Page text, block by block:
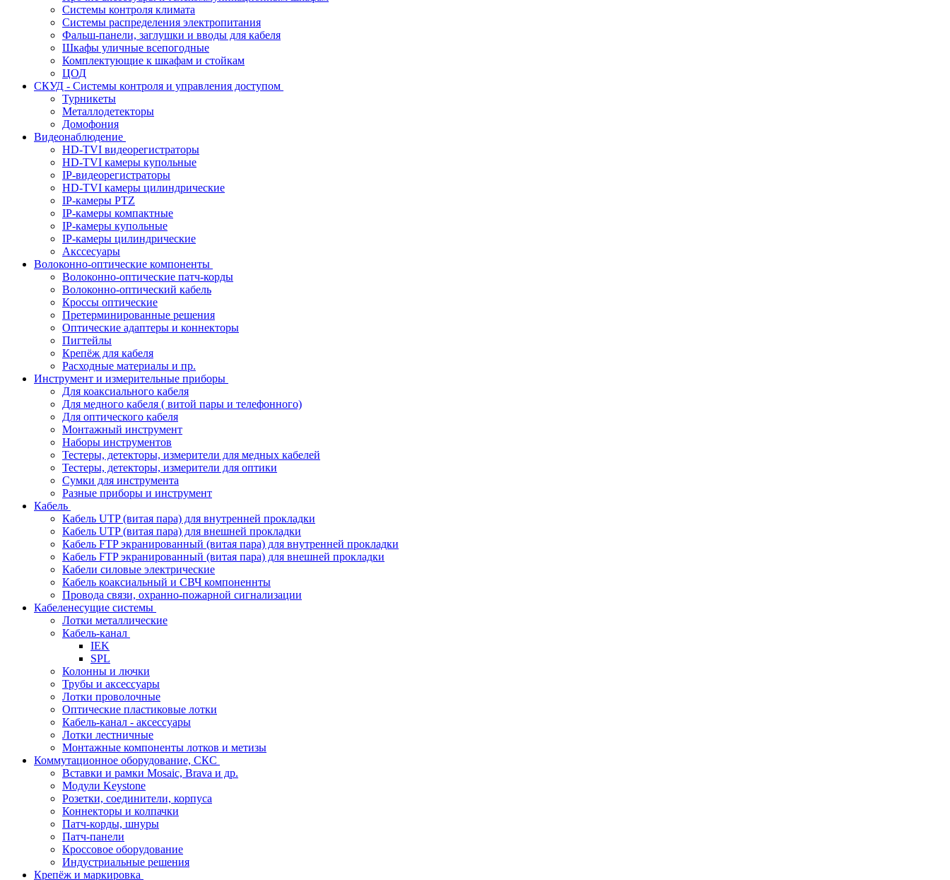
Системы контроля климата
Системы распределения электропитания
Фальш-панели, заглушки и вводы для кабеля
Шкафы уличные всепогодные
Комплектующие к шкафам и стойкам
ЦОД
СКУД - Системы контроля и управления доступом
Турникеты
Металлодетекторы
Домофония
Видеонаблюдение
HD-TVI видеорегистраторы
HD-TVI камеры купольные
IP-видеорегистраторы
HD-TVI камеры цилиндрические
IP-камеры PTZ
IP-камеры компактные
IP-камеры купольные
IP-камеры цилиндрические
Акссесуары
Волоконно-оптические компоненты
Волоконно-оптические патч-корды
Волоконно-оптический кабель
Кроссы оптические
Претерминированные решения
Оптические адаптеры и коннекторы
Пигтейлы
Крепёж для кабеля
Расходные материалы и пр.
Инструмент и измерительные приборы
Для коаксиального кабеля
Для медного кабеля ( витой пары и телефонного)
Для оптического кабеля
Монтажный инструмент
Наборы инструментов
Тестеры, детекторы, измерители для медных кабелей
Тестеры, детекторы, измерители для оптики
Сумки для инструмента
Разные приборы и инструмент
Кабель
Кабель UTP (витая пара) для внутренней прокладки
Кабель UTP (витая пара) для внешней прокладки
Кабель FTP экранированный (витая пара) для внутренней прокладки
Кабель FTP экранированный (витая пара) для внешней прокладки
Кабели силовые электрические
Кабель коаксиальный и СВЧ компоненнты
Провода связи, охранно-пожарной сигнализации
Кабеленесущие системы
Лотки металлические
Кабель-канал
IEK
SPL
Колонны и лючки
Трубы и аксессуары
Лотки проволочные
Оптические пластиковые лотки
Кабель-канал - аксессуары
Лотки лестничные
Монтажные компоненты лотков и метизы
Коммутационное оборудование, СКС
Вставки и рамки Mosaic, Brava и др.
Модули Keystone
Розетки, соединители, корпуса
Коннекторы и колпачки
Патч-корды, шнуры
Патч-панели
Кроссовое оборудование
Индустриальные решения
Крепёж и маркировка